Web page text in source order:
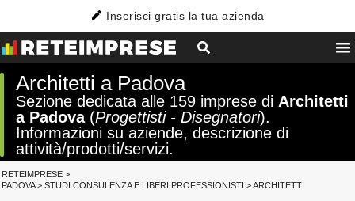
Inserisci gratis la tua azienda
Architetti a Padova
Sezione dedicata alle 159 imprese di Architetti
a Padova(Progettisti - Disegnatori).
Informazioni su aziende, descrizione di
attività/prodotti/servizi.
RETEIMPRESE >
PADOVA> STUDI CONSULENZA E LIBERI PROFESSIONISTI >ARCHITETTI